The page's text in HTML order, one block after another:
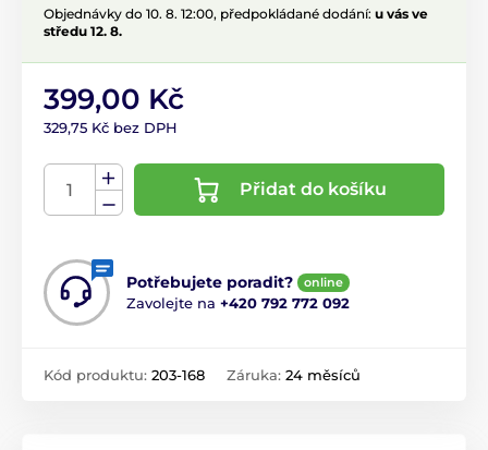
Objednávky do 10. 8. 12:00, předpokládané dodání: u vás ve
středu 12. 8.
399,00 Kč
329,75 Kč bez DPH
Přidat do košíku
Potřebujete poradit? online
Zavolejte na +420 792 772 092
Kód produktu: 203-168 Záruka: 24 měsíců